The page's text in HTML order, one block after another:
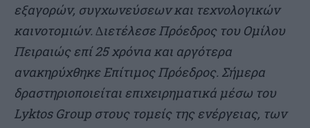
εξαγορών, συγχωνεύσεων και τεχνολογικών
καινοτοµιών. ∆ιετέλεσε Πρόεδρος του Οµίλου
Πειραιώς επί 25 χρόνια και αργότερα
ανακηρύχθηκε Επίτιµος Πρόεδρος. Σήµερα
δραστηριοποιείται επιχειρηµατικά µέσω του
Lyktos Group στους τοµείς της ενέργειας, των